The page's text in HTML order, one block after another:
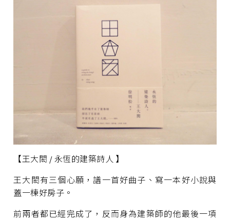
【王大閎 / 永恆的建築詩人 】
王大閎有三個心願，譜一首好曲子、寫一本好小說與
蓋一棟好房子。
前兩者都已經完成了，反而身為建築師的他最後一項